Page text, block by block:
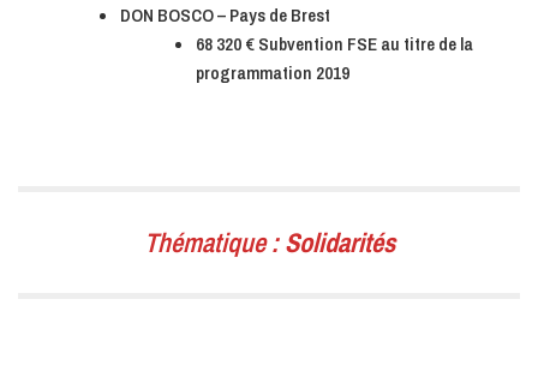
DON BOSCO – Pays de Brest
68 320 € Subvention FSE au titre de la
programmation 2019
Thématique :Solidarités